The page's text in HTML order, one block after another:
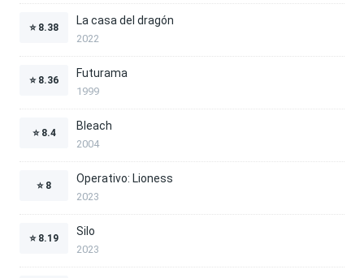
⭐ 8.38
La casa del dragón
2022
⭐ 8.36
Futurama
1999
⭐ 8.4
Bleach
2004
⭐ 8
Operativo: Lioness
2023
⭐ 8.19
Silo
2023